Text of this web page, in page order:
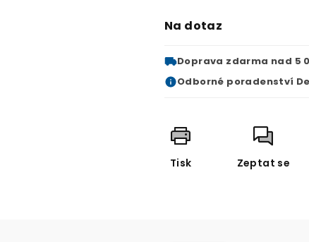
cena:
Na dotaz
Doprava zdarma nad 5
Odborné poradenství
Tisk Zeptat se